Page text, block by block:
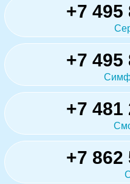
+7 495
+7 495
+7 481
+7 862